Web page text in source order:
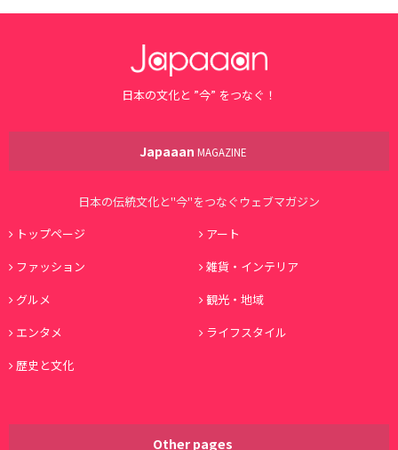
日本の文化と ”今” をつなぐ！
Japaaan MAGAZINE
日本の伝統文化と"今"をつなぐウェブマガジン
トップページ
アート
ファッション
雑貨・インテリア
グルメ
観光・地域
エンタメ
ライフスタイル
歴史と文化
Other pages